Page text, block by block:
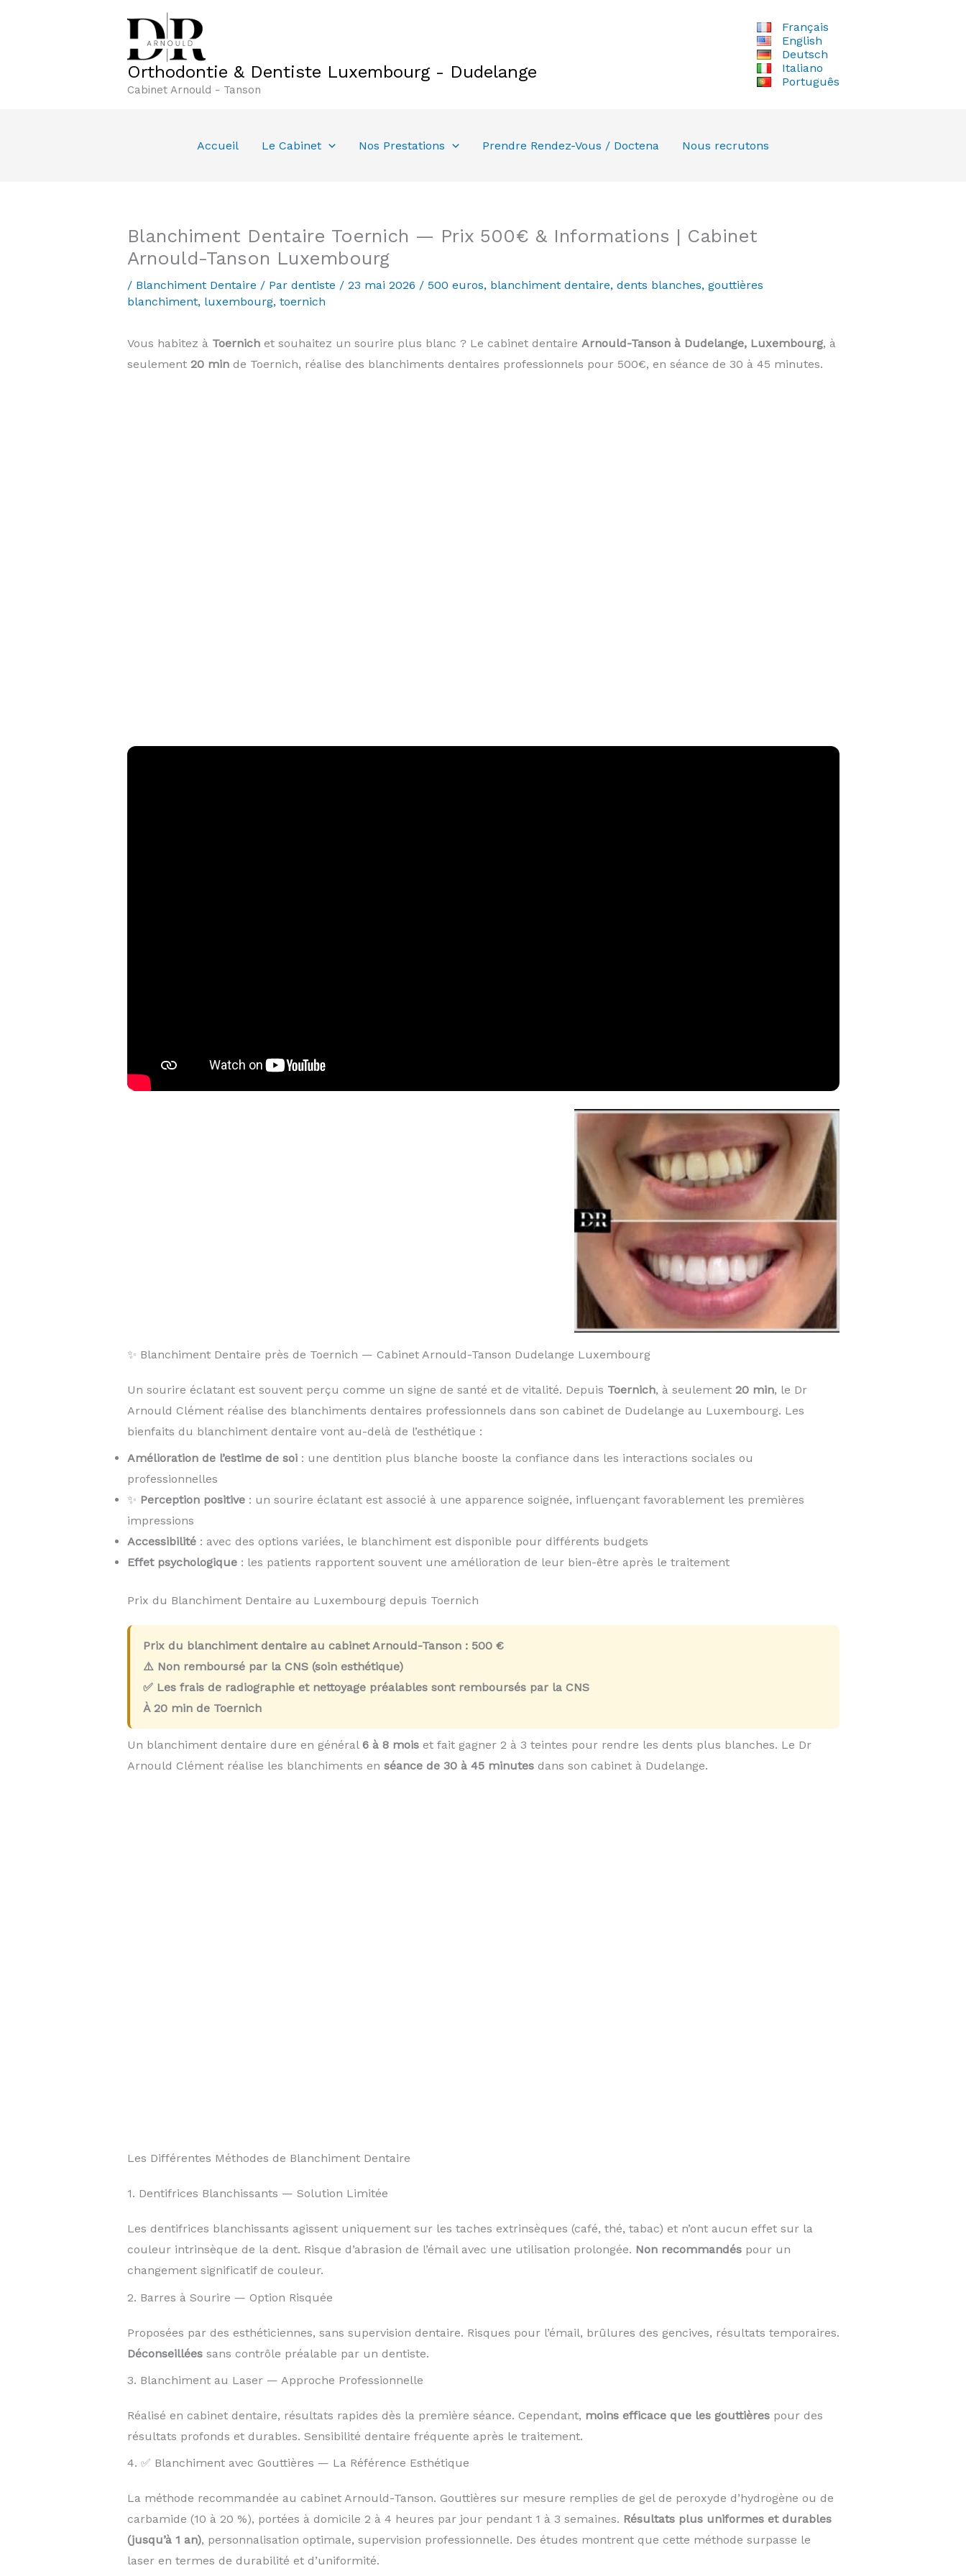
Orthodontie & Dentiste Luxembourg - Dudelange
Cabinet Arnould - Tanson
Français
English
Deutsch
Italiano
Português
Accueil Le Cabinet Nos Prestations Prendre Rendez-Vous / Doctena Nous recrutons
Blanchiment Dentaire Toernich — Prix 500€ & Informations | Cabinet
Arnould-Tanson Luxembourg
/ Blanchiment Dentaire / Par dentiste / 23 mai 2026 / 500 euros, blanchiment dentaire, dents blanches, gouttières
blanchiment, luxembourg, toernich
Vous habitez à Toernichet souhaitez un sourire plus blanc ? Le cabinet dentaire Arnould-Tanson à Dudelange, Luxembourg, à
seulement 20 minde Toernich, réalise des blanchiments dentaires professionnels pour 500€, en séance de 30 à 45 minutes.
✨ Blanchiment Dentaire près de Toernich — Cabinet Arnould-Tanson Dudelange Luxembourg
Un sourire éclatant est souvent perçu comme un signe de santé et de vitalité. Depuis Toernich, à seulement 20 min, le Dr
Arnould Clément réalise des blanchiments dentaires professionnels dans son cabinet de Dudelange au Luxembourg. Les
bienfaits du blanchiment dentaire vont au-delà de l’esthétique :
Amélioration de l’estime de soi: une dentition plus blanche booste la confiance dans les interactions sociales ou
professionnelles
✨ Perception positive: un sourire éclatant est associé à une apparence soignée, influençant favorablement les premières
impressions
Accessibilité: avec des options variées, le blanchiment est disponible pour différents budgets
Effet psychologique: les patients rapportent souvent une amélioration de leur bien-être après le traitement
Prix du Blanchiment Dentaire au Luxembourg depuis Toernich
Prix du blanchiment dentaire au cabinet Arnould-Tanson : 500 €
⚠️ Non remboursé par la CNS (soin esthétique)
✅ Les frais de radiographie et nettoyage préalables sont remboursés par la CNS
À 20 minde Toernich
Un blanchiment dentaire dure en général 6 à 8 moiset fait gagner 2 à 3 teintes pour rendre les dents plus blanches. Le Dr
Arnould Clément réalise les blanchiments en séance de 30 à 45 minutesdans son cabinet à Dudelange.
Les Différentes Méthodes de Blanchiment Dentaire
1. Dentifrices Blanchissants — Solution Limitée
Les dentifrices blanchissants agissent uniquement sur les taches extrinsèques (café, thé, tabac) et n’ont aucun effet sur la
couleur intrinsèque de la dent. Risque d’abrasion de l’émail avec une utilisation prolongée. Non recommandéspour un
changement significatif de couleur.
2. Barres à Sourire — Option Risquée
Proposées par des esthéticiennes, sans supervision dentaire. Risques pour l’émail, brûlures des gencives, résultats temporaires.
Déconseilléessans contrôle préalable par un dentiste.
3. Blanchiment au Laser — Approche Professionnelle
Réalisé en cabinet dentaire, résultats rapides dès la première séance. Cependant, moins efficace que les gouttièrespour des
résultats profonds et durables. Sensibilité dentaire fréquente après le traitement.
4. ✅ Blanchiment avec Gouttières — La Référence Esthétique
La méthode recommandée au cabinet Arnould-Tanson. Gouttières sur mesure remplies de gel de peroxyde d’hydrogène ou de
carbamide (10 à 20 %), portées à domicile 2 à 4 heures par jour pendant 1 à 3 semaines. Résultats plus uniformes et durables
(jusqu’à 1 an), personnalisation optimale, supervision professionnelle. Des études montrent que cette méthode surpasse le
laser en termes de durabilité et d’uniformité.